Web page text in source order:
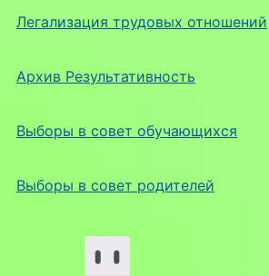
Легализация трудовых отношений
Архив Результативность
Выборы в совет обучающихся
Выборы в совет родителей